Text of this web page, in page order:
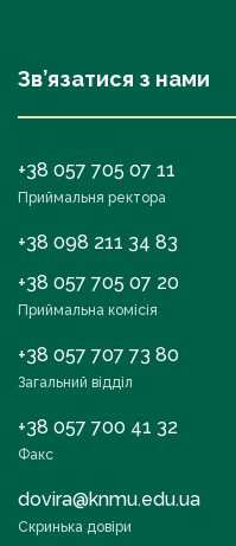
Зв’язатися з нами
+38 057 705 07 11
Приймальня ректора
+38 098 211 34 83
+38 057 705 07 20
Приймальна комісія
+38 057 707 73 80
Загальний відділ
+38 057 700 41 32
Факс
dovira@knmu.edu.ua
Скринька довіри